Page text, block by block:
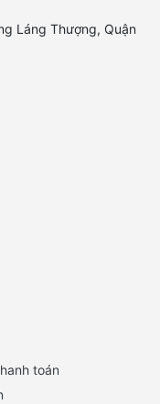
Láng Thượng, Quận
toán